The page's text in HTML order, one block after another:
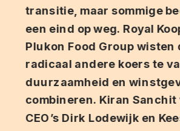
transitie, maar sommige
een eind op weg. Royal
Plukon Food Group wisten
radicaal andere koers te
duurzaamheid en
combineren. Kiran Sanchit
CEO’s Dirk Lodewijk en